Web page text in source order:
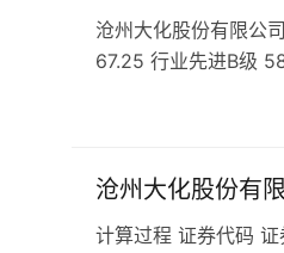
沧州大化股份有限公
67.25 行业先进B级
沧州大化股份有
计算过程 证券代码